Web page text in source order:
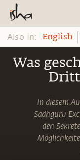
Was
In diesem
Sadhguru
den
Also in: English